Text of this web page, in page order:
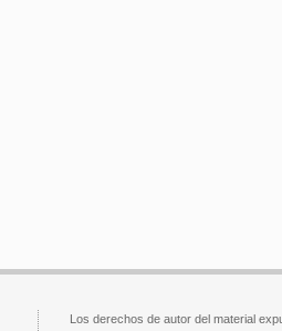
Los derechos de autor del material